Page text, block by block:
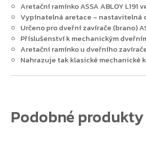
Aretační ramínko ASSA ABLOY L191
Vypínatelná aretace – nastavitelná o
Určeno pro dveřní zavírače (brano)
Příslušenství k mechanickým
Aretační ramínko u dveřního
Nahrazuje tak klasické mechanické